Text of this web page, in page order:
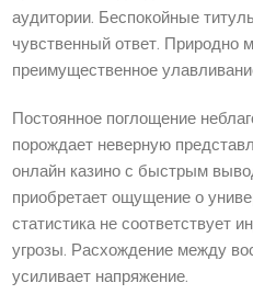
аудитории. Беспокойные
чувственный ответ. Природно
преимущественное
Постоянное поглощение
порождает неверную
онлайн казино с быстрым
приобретает ощущение о
статистика не
угрозы. Расхождение между
усиливает напряжение.